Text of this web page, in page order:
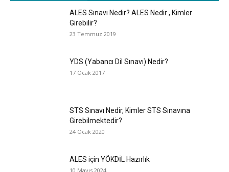
ALES Sınavı Nedir? ALES Nedir , Kimler
Girebilir?
23 Temmuz 2019
YDS (Yabancı Dil Sınavı) Nedir?
17 Ocak 2017
STS Sınavı Nedir, Kimler STS Sınavına
Girebilmektedir?
24 Ocak 2020
ALES için YÖKDİL Hazırlık
10 Mayıs 2024